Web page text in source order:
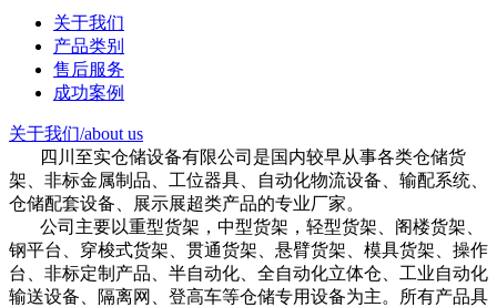
关于我们
产品类别
售后服务
成功案例
关于我们/about us
四川至实仓储设备有限公司是国内较早从事各类仓储货
架、非标金属制品、工位器具、自动化物流设备、输配系统、
仓储配套设备、展示展超类产品的专业厂家。
公司主要以重型货架，中型货架，轻型货架、阁楼货架、
钢平台、穿梭式货架、贯通货架、悬臂货架、模具货架、操作
台、非标定制产品、半自动化、全自动化立体仓、工业自动化
输送设备、隔离网、登高车等仓储专用设备为主。所有产品具